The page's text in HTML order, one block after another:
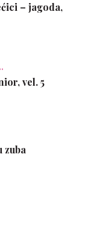
– jagoda,
vel. 5
zuba